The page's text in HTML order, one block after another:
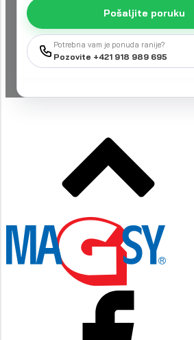
Pošaljite poruku
Potrebna vam je ponuda ranije?
Pozovite +421 918 989 695